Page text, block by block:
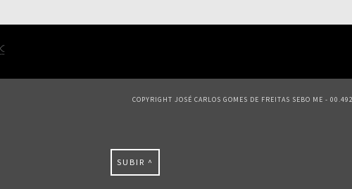
COPYRIGHT JOSÉ CARLOS GOMES DE FREITAS SEBO ME -
SUBIR ^